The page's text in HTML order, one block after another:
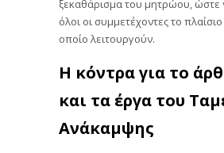
ξεκαθάρισμα του μητρώου, ώστε
όλοι οι συμμετέχοντες το
οποίο λειτουργούν.
Η κόντρα για το
και τα έργα του
Ανάκαμψης